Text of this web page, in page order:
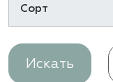
Искать